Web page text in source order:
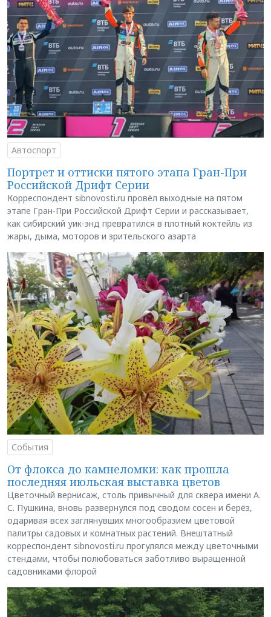
Автоспорт
Портрет и оттиски пятого этапа Гран-При
Российской Дрифт Серии
Корреспондент sibnovosti.ru провёл выходные на пятом
этапе Гран-При Российской Дрифт Серии и рассказывает,
как сибирский уик-энд превратился в плотный коктейль из
жары, дыма, моторов и зрительского азарта
События
От флокса до камнеломки: как прошла
последняя июльская выставка цветов
Цветочный вернисаж, столь привычный для сквера имени А.
С. Пушкина, вновь развернулся под сводом сосен и берёз,
одаривая всех заглянувших многообразием цветовой
палитры садовых и комнатных растений. Внештатный
корреспондент sibnovosti.ru прогулялся между цветочными
стендами, чтобы полюбоваться заботливо выращенной
садовниками флорой